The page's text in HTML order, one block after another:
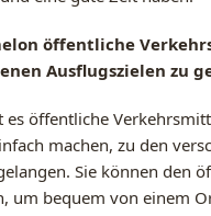
öffentliche
Ausflugszielen zu
es öffentliche
machen, zu den
Sie können den
um bequem von einem